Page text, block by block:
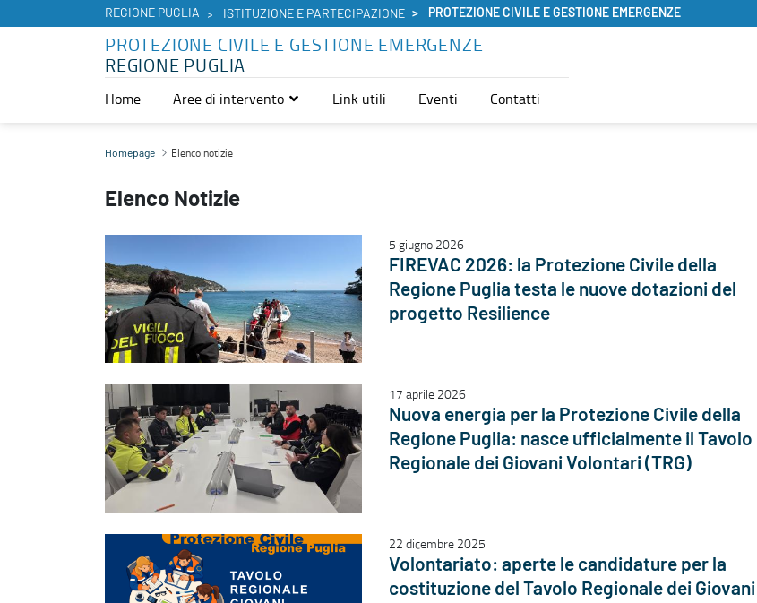
REGIONE PUGLIA ISTITUZIONE E PARTECIPAZIONE PROTEZIONE CIVILE E GESTIONE EMERGENZE
PROTEZIONE CIVILE E GESTIONE EMERGENZE
REGIONE PUGLIA
Home Aree di intervento Link utili Eventi Contatti
Elenco notizie - Protezione Civile e Gestione Emergenze
Homepage Elenco notizie
Elenco Notizie
5 giugno 2026
FIREVAC 2026: la Protezione Civile della
Regione Puglia testa le nuove dotazioni del
progetto Resilience
17 aprile 2026
Nuova energia per la Protezione Civile della
Regione Puglia: nasce ufficialmente il Tavolo
Regionale dei Giovani Volontari (TRG)
22 dicembre 2025
Volontariato: aperte le candidature per la
costituzione del Tavolo Regionale dei Giovani